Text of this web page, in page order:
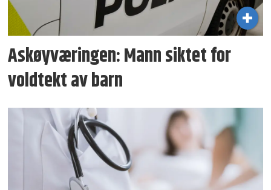
Askøyværingen: Mann siktet for
voldtekt av barn